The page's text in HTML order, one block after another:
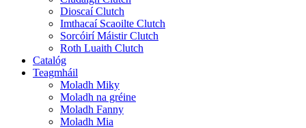
Dioscaí Clutch
Imthacaí Scaoilte Clutch
Sorcóirí Máistir Clutch
Roth Luaith Clutch
Catalóg
Teagmháil
Moladh Miky
Moladh na gréine
Moladh Fanny
Moladh Mia